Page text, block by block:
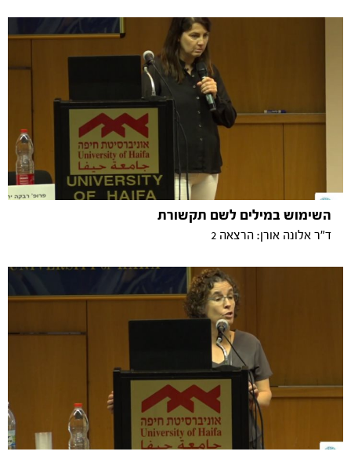
השימוש במילים לשם תקשורת
ד"ר אלונה אורן: הרצאה 2